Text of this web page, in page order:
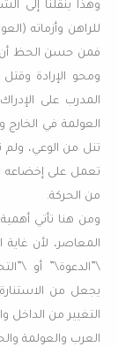
وهذا ينقلنا إلى
للراهن وأزماته
فمن حسن الحظ أن
ومحو الإرادة
المدرب على
العولمة في الخارج
تنل من الوعي، ولم
تعمل على إخضاعه
من الحركة.
ومن هنا تأتي
المعاصر، لأن
\”الدعوة\” أو
يجعل من
التغيير من الداخل
العرب والعولمة